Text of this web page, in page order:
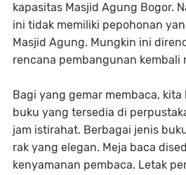
kapasitas Masjid Agung Bogor.
ini tidak memiliki pepohonan
Masjid Agung. Mungkin ini
rencana pembangunan kembali
Bagi yang gemar membaca,
buku yang tersedia di
jam istirahat. Berbagai jenis
rak yang elegan. Meja baca
kenyamanan pembaca. Letak